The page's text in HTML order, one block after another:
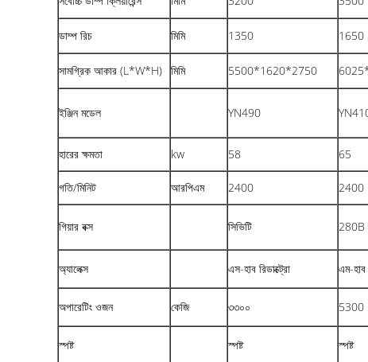
ডাম্প রিচ মিমি 1350 1650
সামগ্রিক আকার (L*W*H) মিমি 5500*1620*2750
ইঞ্জিন মডেল YN490
হারের ক্ষমতা kw 58 65
গতি/মিনিট আরপিএম 2400 2400
গিয়ার বক্স সিভিটি 280B
অ্যালেক্স এস-হাব রিডাক্ট্রো এম-হাব
অপারেটিং ওজন কেজি ৩৩০০ 5300
স্পষ্ট স্পষ্ট স্পষ্ট